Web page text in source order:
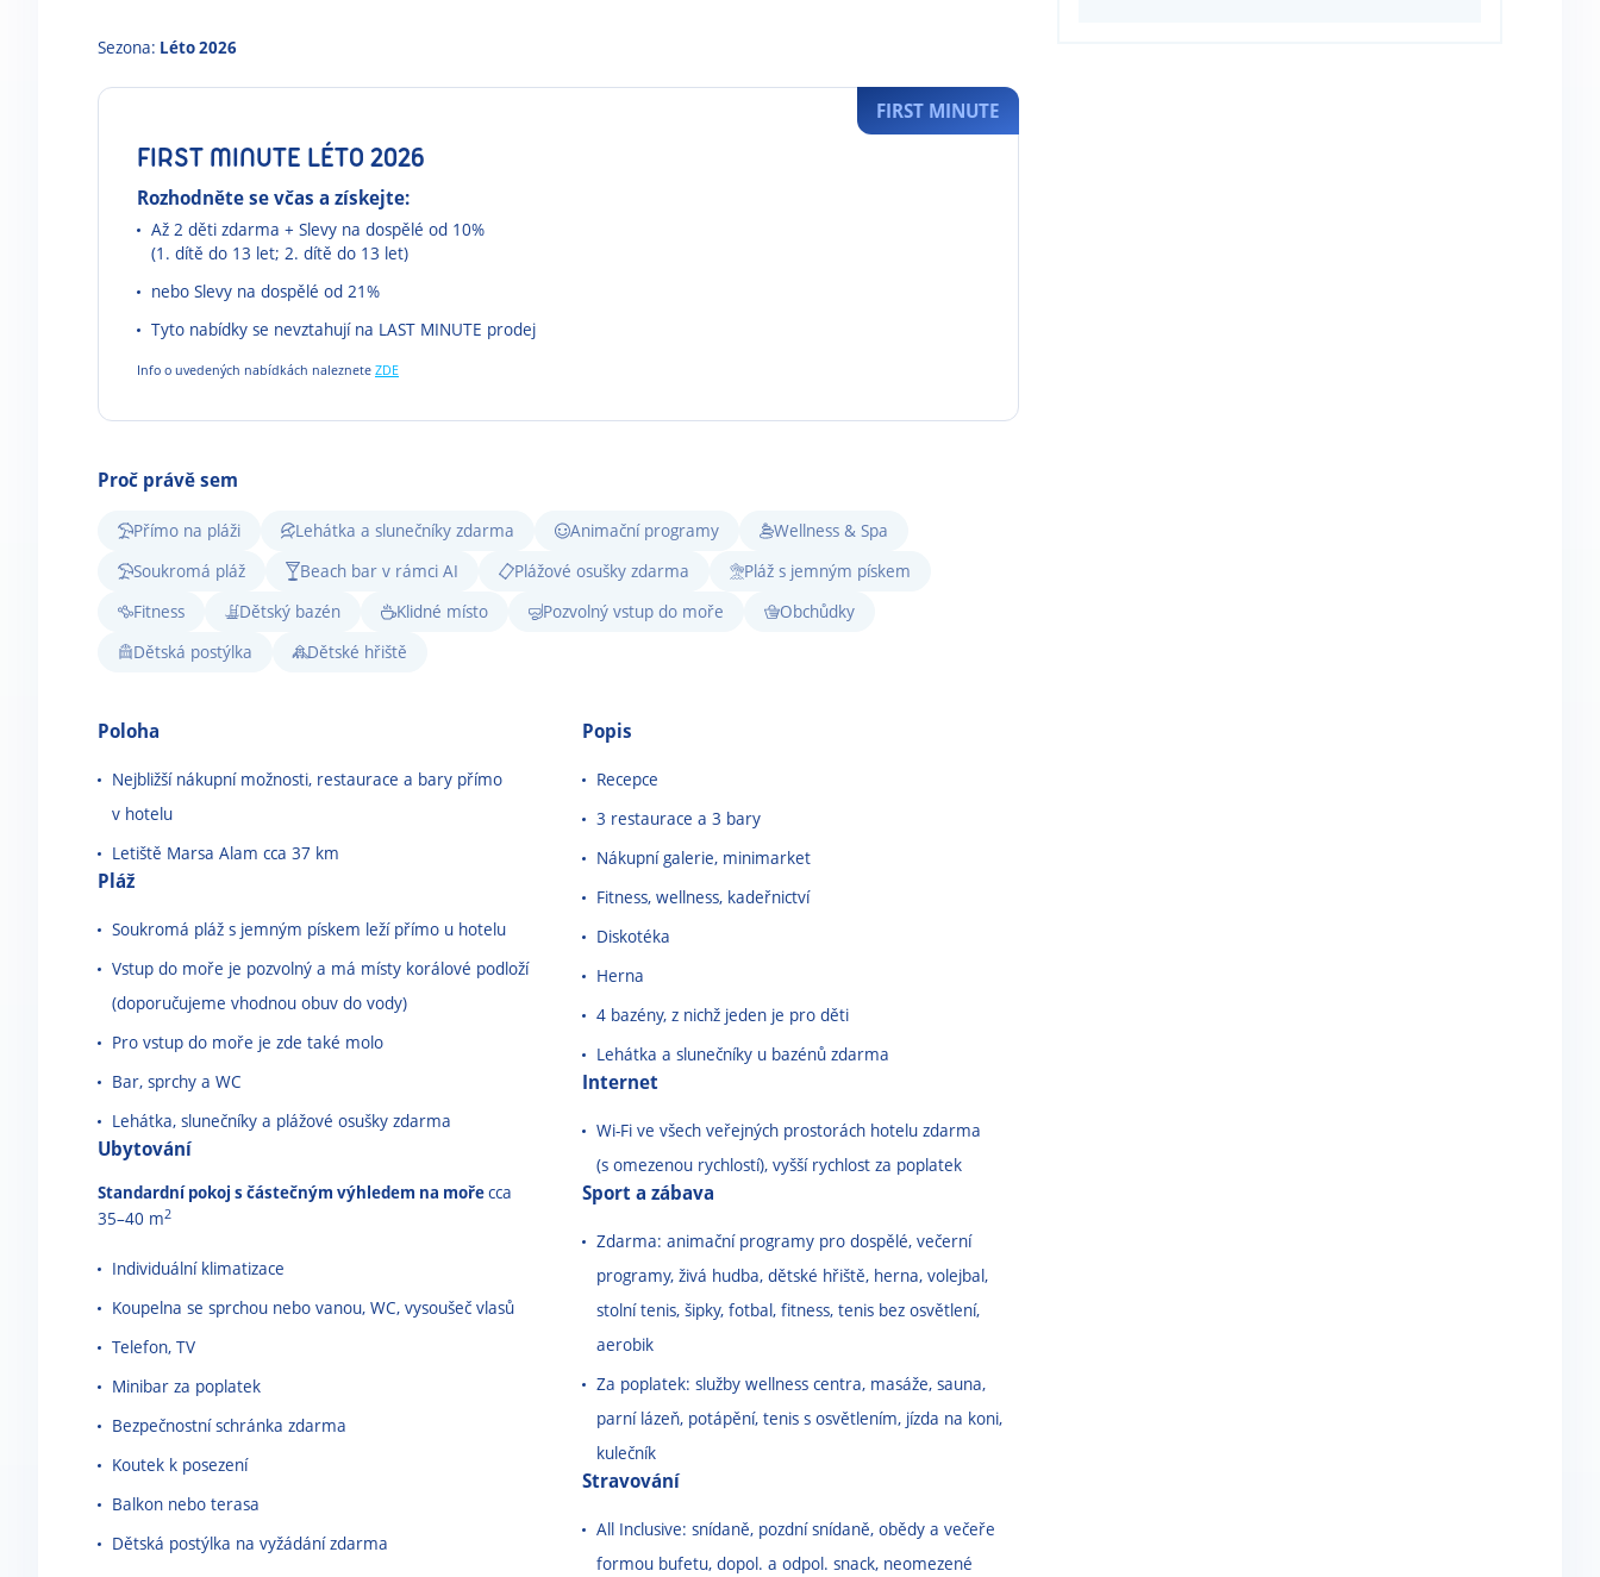
Sezona: Léto 2026
FIRST MINUTE LÉTO 2026
Rozhodněte se včas a získejte:
Až 2 děti zdarma + Slevy na dospělé od 10%
(1. dítě do 13 let; 2. dítě do 13 let)
nebo Slevy na dospělé od 21%
Tyto nabídky se nevztahují na LAST MINUTE prodej
Info o uvedených nabídkách naleznete ZDE
FIRST MINUTE
Proč právě sem
Přímo na pláži Lehátka a slunečníky zdarma Animační programy
Wellness & Spa
Soukromá pláž
Beach bar v rámci AI Plážové osušky zdarma
Pláž s jemným pískem
Fitness
Dětský bazén Klidné místo Pozvolný vstup do moře
Obchůdky
Dětská postýlka
Dětské hřiště
Poloha
Nejbližší nákupní možnosti, restaurace a bary přímo
v hotelu
Letiště Marsa Alam cca 37 km
Pláž
Soukromá pláž s jemným pískem leží přímo u hotelu
Vstup do moře je pozvolný a má místy korálové podloží
(doporučujeme vhodnou obuv do vody)
Pro vstup do moře je zde také molo
Bar, sprchy a WC
Lehátka, slunečníky a plážové osušky zdarma
Ubytování
Standardní pokoj s částečným výhledem na mořecca
35–40 m2
Individuální klimatizace
Koupelna se sprchou nebo vanou, WC, vysoušeč vlasů
Telefon, TV
Minibar za poplatek
Bezpečnostní schránka zdarma
Koutek k posezení
Balkon nebo terasa
Dětská postýlka na vyžádání zdarma
Popis
Recepce
3 restaurace a 3 bary
Nákupní galerie, minimarket
Fitness, wellness, kadeřnictví
Diskotéka
Herna
4 bazény, z nichž jeden je pro děti
Lehátka a slunečníky u bazénů zdarma
Internet
Wi-Fi ve všech veřejných prostorách hotelu zdarma
(s omezenou rychlostí), vyšší rychlost za poplatek
Sport a zábava
Zdarma: animační programy pro dospělé, večerní
programy, živá hudba, dětské hřiště, herna, volejbal,
stolní tenis, šipky, fotbal, fitness, tenis bez osvětlení,
aerobik
Za poplatek: služby wellness centra, masáže, sauna,
parní lázeň, potápění, tenis s osvětlením, jízda na koni,
kulečník
Stravování
All Inclusive: snídaně, pozdní snídaně, obědy a večeře
formou bufetu, dopol. a odpol. snack, neomezené